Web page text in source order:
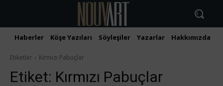
Haberler Köşe Yazıları Söyleşiler Yazarlar Hakkımızda
Etiketler Kırmızı Pabuçlar
Etiket: Kırmızı Pabuçlar